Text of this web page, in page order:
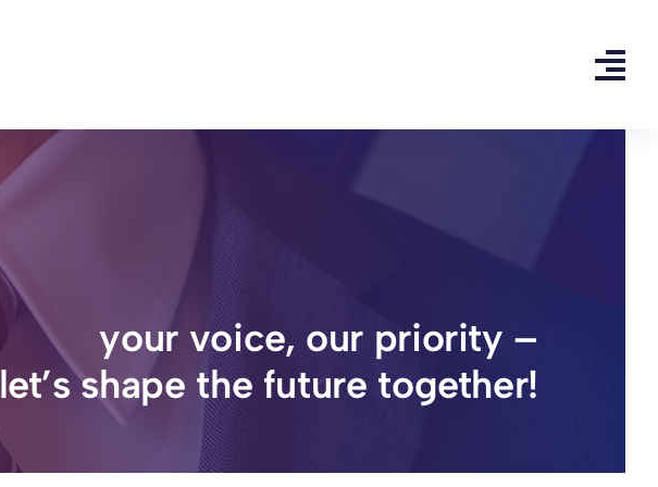
your voice, our priority –
let’s shape the future together!